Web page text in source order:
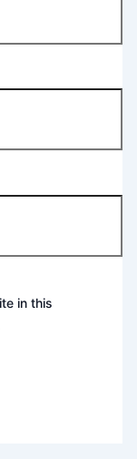
in this